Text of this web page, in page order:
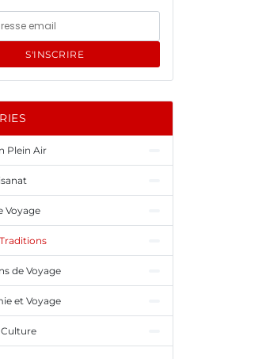
S'INSCRIRE
Plein Air
Voyage
de Voyage
et Voyage